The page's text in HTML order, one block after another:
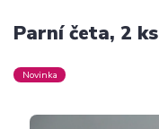
Parní četa, 2 ks
Novinka